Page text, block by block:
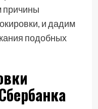
причины
и дадим
подобных